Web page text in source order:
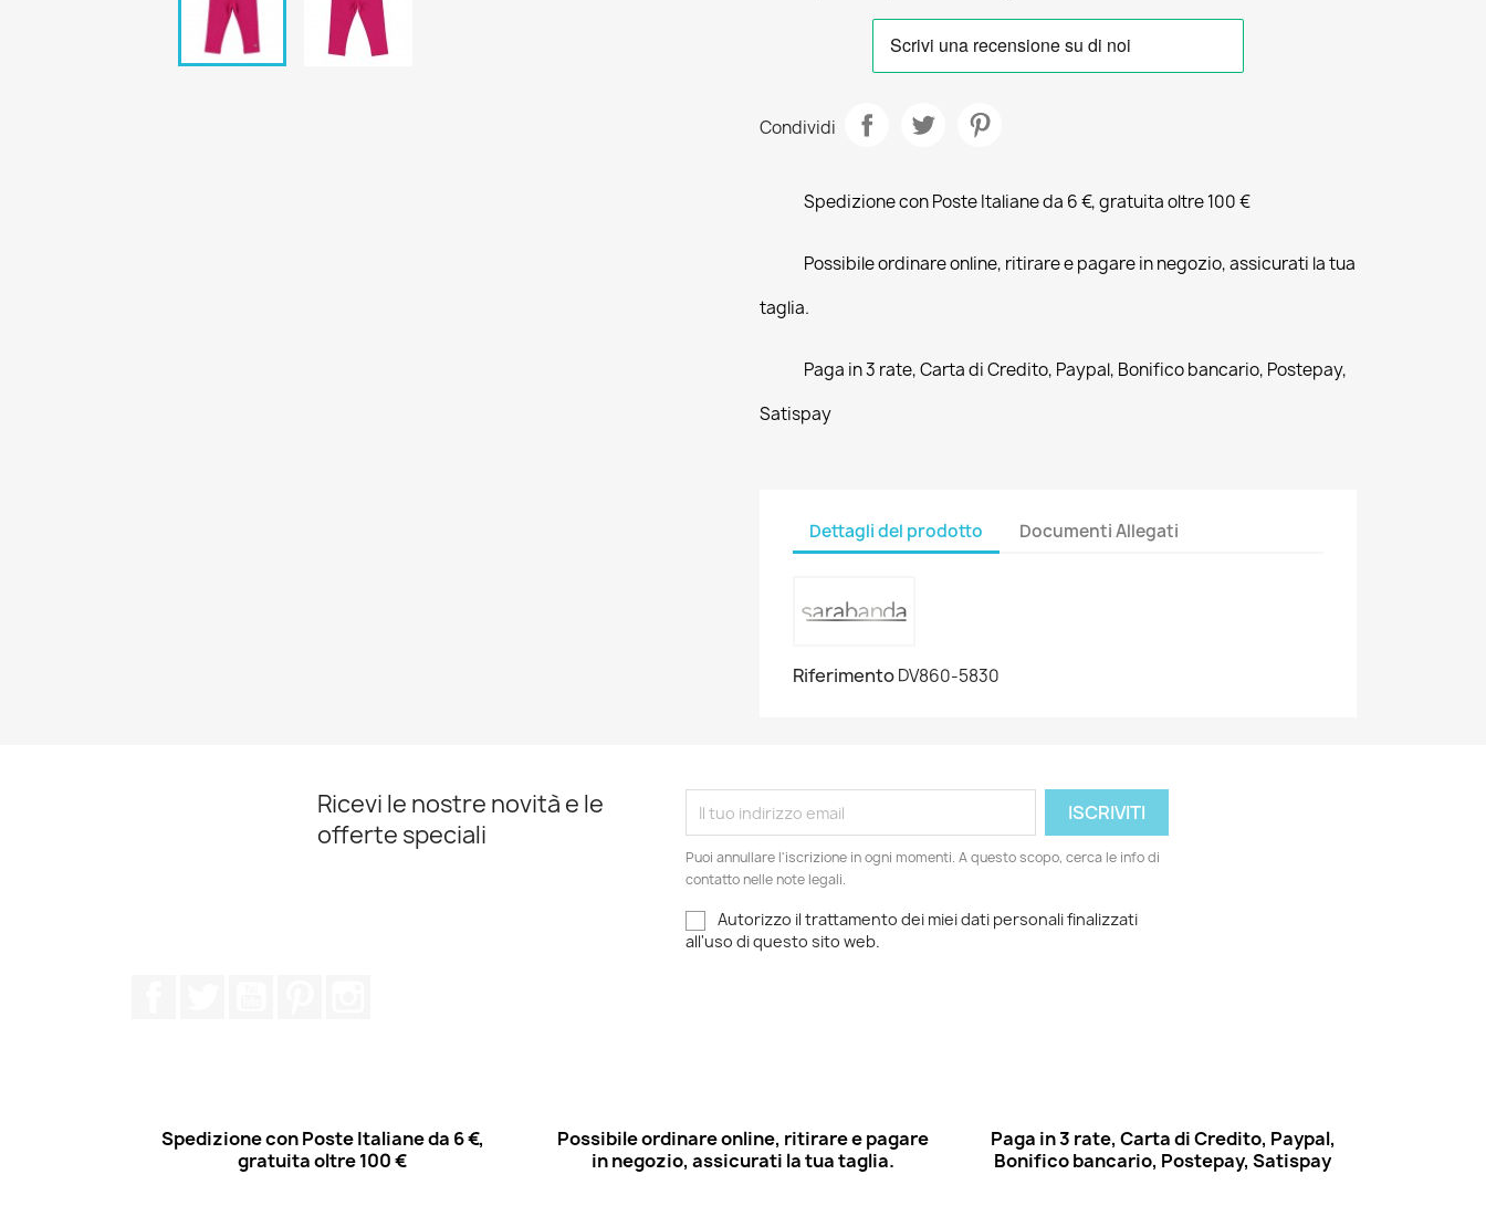
Condividi
Spedizione con Poste Italiane da 6 €, gratuita oltre 100 €
Possibile ordinare online, ritirare e pagare in negozio, assicurati la tua
taglia.
Paga in 3 rate, Carta di Credito, Paypal, Bonifico bancario, Postepay,
Satispay
Dettagli del prodotto Documenti Allegati
RiferimentoDV860-5830
Ricevi le nostre novità e le
offerte speciali
Puoi annullare l'iscrizione in ogni momenti. A questo scopo, cerca le info di
contatto nelle note legali.
Autorizzo il trattamento dei miei dati personali finalizzati
all'uso di questo sito web.
Spedizione con Poste Italiane da 6 €,
gratuita oltre 100 €
Possibile ordinare online, ritirare e pagare
in negozio, assicurati la tua taglia.
Paga in 3 rate, Carta di Credito, Paypal,
Bonifico bancario, Postepay, Satispay